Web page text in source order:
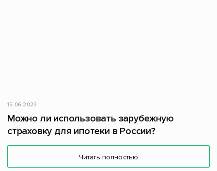
15.06.2023
Можно ли использовать зарубежную
страховку для ипотеки в России?
Читать полностью